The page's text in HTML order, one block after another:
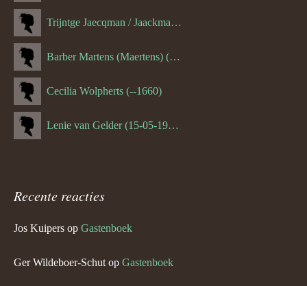
Trijntge Jaecqman / Jaackman (--1651)
Barber Martens (Maertens) (--1658)
Cecilia Wolpherts (--1660)
Lenie van Gelder (15-05-1970)
Recente reacties
Jos Kuipers op Gastenboek
Ger Wildeboer-Schut op Gastenboek